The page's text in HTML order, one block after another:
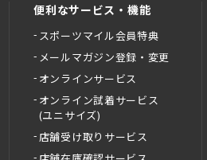
便利なサービス・機能
スポーツマイル会員特典
メールマガジン登録・変更
オンラインサービス
オンライン試着サービス
(ユニサイズ)
店舗受け取りサービス